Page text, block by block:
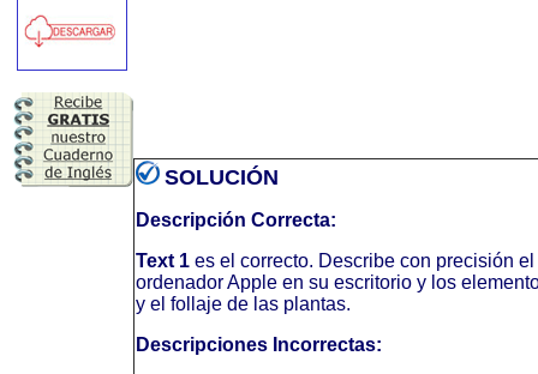
SOLUCIÓN
Descripción Correcta:
Text 1 es el correcto. Describe con precisión
ordenador Apple en su escritorio y los
y el follaje de las plantas.
Descripciones Incorrectas: